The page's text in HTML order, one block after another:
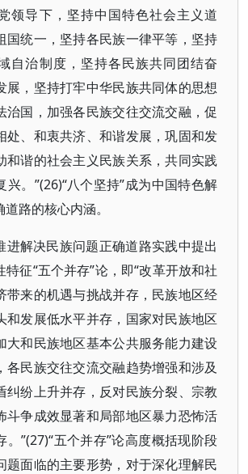
领导下，坚持中国特色社会主义道
国统一，坚持各民族一律平等，坚持
自治制度，坚持各民族共同团结奋
展，坚持打牢中华民族共同体的思想
治国，加强各民族交往交流交融，促
处、和衷共济、和谐发展，巩固和发
和谐的社会主义民族关系，共同实践
兴。”(26)“八个坚持”成为中国特色解
路的核心内涵。
进解决民族问题正确道路实践中提出
征“五个并存”论，即“改革开放和社
带来的机遇与挑战并存，民族地区经
和发展低水平并存，国家对民族地区
大和民族地区基本公共服务能力建设
各民族交往交流交融趋势增强和涉及
纠纷上升并存，反对民族分裂、宗教
斗争成效显著和局部地区暴力恐怖活
。”(27)“五个并存”论高度概括现阶段
题面临的主要形势，对于深化理解民